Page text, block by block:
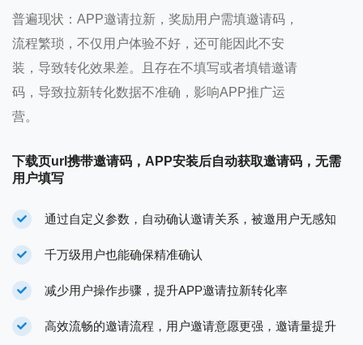
普遍现状：APP邀请拉新，奖励用户需填邀请码，
流程繁琐，不仅用户体验不好，还可能因此不安
装，导致转化效果差。且存在不填写或者填错邀请
码，导致拉新转化数据不准确，影响APP推广运
营。
下载页url携带邀请码，APP安装后自动获取邀请码，无需
用户填写
通过自定义参数，自动确认邀请关系，被邀用户无感知
千万级用户也能确保精准确认
减少用户操作步骤，提升APP邀请拉新转化率
高效流畅的邀请流程，用户邀请意愿更强，邀请量提升